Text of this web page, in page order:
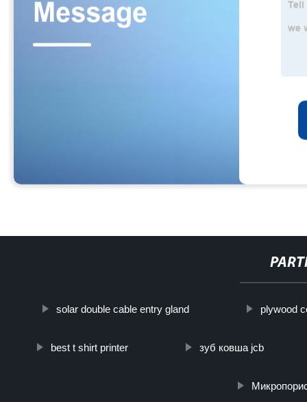
solar double cable entry gland plywood
best t shirt printer зуб ковша jcb